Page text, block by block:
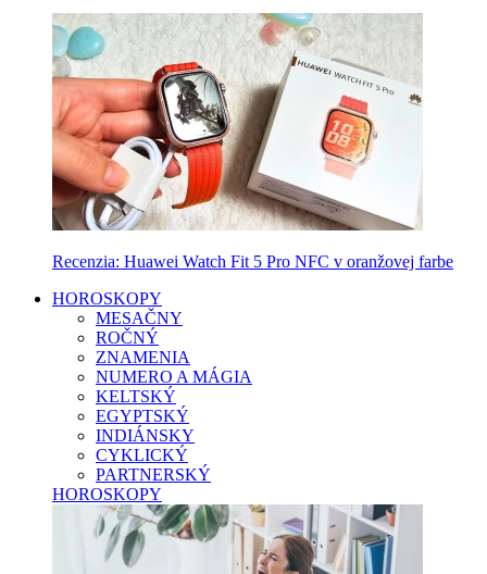
Recenzia: Huawei Watch Fit 5 Pro NFC v oranžovej farbe
HOROSKOPY
MESAČNY
ROČNÝ
ZNAMENIA
NUMERO A MÁGIA
KELTSKÝ
EGYPTSKÝ
INDIÁNSKY
CYKLICKÝ
PARTNERSKÝ
HOROSKOPY